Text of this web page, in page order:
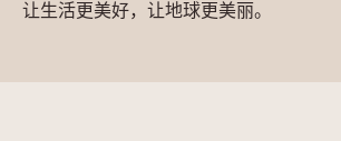
让生活更美好，让地球更美丽。